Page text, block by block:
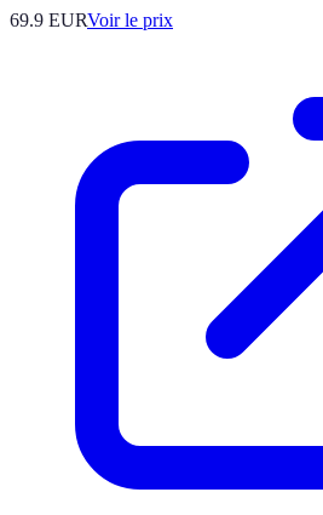
69.9 EURVoir le prix